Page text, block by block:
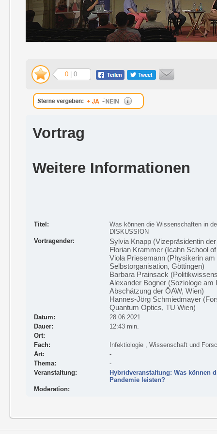
0 | 0
Vortrag
Weitere Informationen
Titel:
Was können die Wissenschaften in
DISKUSSION
Vortragender:
Sylvia Knapp (Vizepräsidentin
Florian Krammer (Icahn School
Viola Priesemann (Physikerin
Selbstorganisation, Göttingen)
Barbara Prainsack
Alexander Bogner (Soziologe am
Abschätzung der ÖAW, Wien)
Hannes-Jörg Schmiedmayer
Quantum Optics, TU Wien)
Datum:
28.06.2021
Dauer:
12:43 min.
Ort:
Fach:
Infektiologie , Wissenschaft und
Art:
-
Thema:
-
Veranstaltung:
Hybridveranstaltung: Was können
Pandemie leisten?
Moderation: